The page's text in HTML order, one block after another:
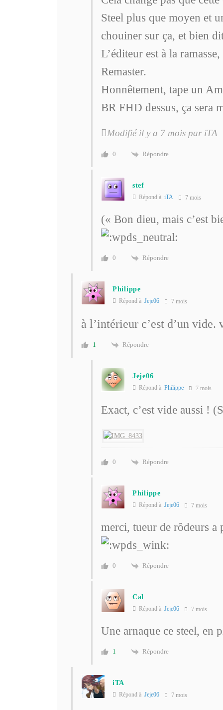
Steel plus que moyen et
chouiner sur ça, et bien
L’éditeur est à la
Remaster.
Honnêtement, tape un
BR FHD dessus, ça sera
Modifié il y a 7 mois par iTA
0 Répondre
stef
Répond à iTA 7 mois
(« Bon dieu, mais c’est
0 Répondre
Philippe
Répond à Jeje06 7 mois
à l’intérieur c’est d’un vide.
1 Répondre
Jeje06
Répond à Philippe 7 mois
Exact, c’est vide aussi !
0 Répondre
Philippe
Répond à Jeje06 7 mois
merci, tueur de rôdeurs
0 Répondre
Cal
Répond à Jeje06 7 mois
Une arnaque ce steel, en
1 Répondre
iTA
Répond à Jeje06 7 mois